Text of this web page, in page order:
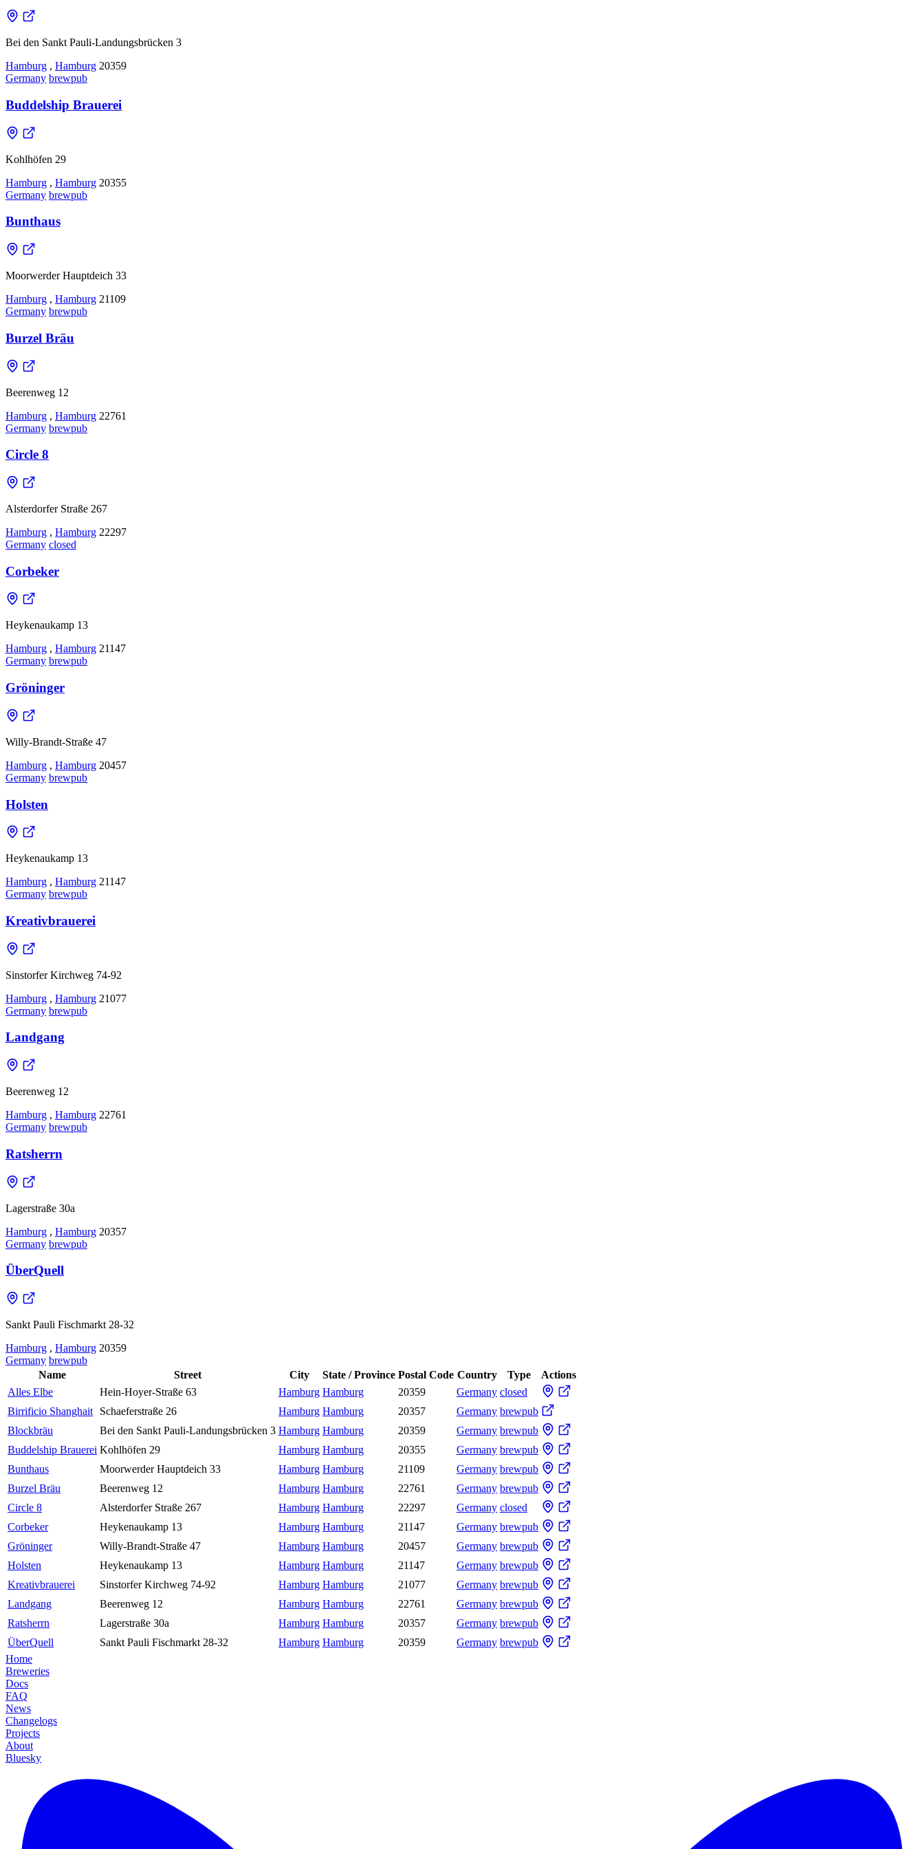
Bei den Sankt Pauli-Landungsbrücken 3
Hamburg , Hamburg 20359
Germany brewpub
Buddelship Brauerei
Kohlhöfen 29
Hamburg , Hamburg 20355
Germany brewpub
Bunthaus
Moorwerder Hauptdeich 33
Hamburg , Hamburg 21109
Germany brewpub
Burzel Bräu
Beerenweg 12
Hamburg , Hamburg 22761
Germany brewpub
Circle 8
Alsterdorfer Straße 267
Hamburg , Hamburg 22297
Germany closed
Corbeker
Heykenaukamp 13
Hamburg , Hamburg 21147
Germany brewpub
Gröninger
Willy-Brandt-Straße 47
Hamburg , Hamburg 20457
Germany brewpub
Holsten
Heykenaukamp 13
Hamburg , Hamburg 21147
Germany brewpub
Kreativbrauerei
Sinstorfer Kirchweg 74-92
Hamburg , Hamburg 21077
Germany brewpub
Landgang
Beerenweg 12
Hamburg , Hamburg 22761
Germany brewpub
Ratsherrn
Lagerstraße 30a
Hamburg , Hamburg 20357
Germany brewpub
ÜberQuell
Sankt Pauli Fischmarkt 28-32
Hamburg , Hamburg 20359
Germany brewpub
Name
Street City State / Province Postal Code Country Type
Actions
Alles Elbe
Hein-Hoyer-Straße 63 Hamburg Hamburg 20359 Germany closed
Birrificio Shanghait
Schaeferstraße 26 Hamburg Hamburg 20357 Germany brewpub
Blockbräu
Bei den Sankt Pauli-Landungsbrücken 3 Hamburg Hamburg 20359 Germany brewpub
Buddelship Brauerei Kohlhöfen 29 Hamburg Hamburg 20355 Germany brewpub
Bunthaus
Moorwerder Hauptdeich 33 Hamburg Hamburg 21109 Germany brewpub
Burzel Bräu
Beerenweg 12 Hamburg Hamburg 22761 Germany brewpub
Circle 8
Alsterdorfer Straße 267 Hamburg Hamburg 22297 Germany closed
Corbeker
Heykenaukamp 13 Hamburg Hamburg 21147 Germany brewpub
Gröninger
Willy-Brandt-Straße 47 Hamburg Hamburg 20457 Germany brewpub
Holsten
Heykenaukamp 13 Hamburg Hamburg 21147 Germany brewpub
Kreativbrauerei
Sinstorfer Kirchweg 74-92 Hamburg Hamburg 21077 Germany brewpub
Landgang
Beerenweg 12 Hamburg Hamburg 22761 Germany brewpub
Ratsherrn
Lagerstraße 30a Hamburg Hamburg 20357 Germany brewpub
ÜberQuell
Sankt Pauli Fischmarkt 28-32 Hamburg Hamburg 20359 Germany brewpub
Home
Breweries
Docs
FAQ
News
Changelogs
Projects
About
Bluesky